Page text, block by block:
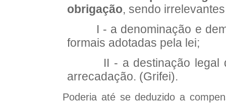
obrigação, sendo
I - a denominação e
formais adotadas pela lei;
II - a destinação legal
arrecadação. (Grifei).
Poderia até se deduzido a